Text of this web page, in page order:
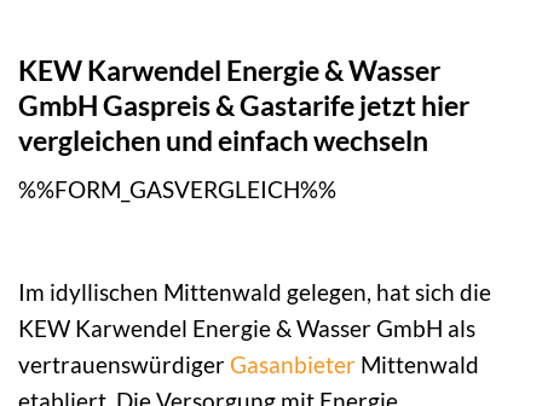
KEW Karwendel Energie & Wasser
GmbH Gaspreis & Gastarife jetzt hier
vergleichen und einfach wechseln
%%FORM_GASVERGLEICH%%
Im idyllischen Mittenwald gelegen, hat sich die
KEW Karwendel Energie & Wasser GmbH als
vertrauenswürdiger Gasanbieter Mittenwald